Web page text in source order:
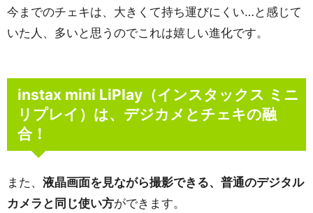
今までのチェキは、大きくて持ち運びにくい…と感じて
いた人、多いと思うのでこれは嬉しい進化です。
instax mini LiPlay（インスタックス ミニ
リプレイ）は、デジカメとチェキの融
合！
また、 液晶画面を見ながら撮影できる、普通のデジタル
カメラと同じ使い方ができます。